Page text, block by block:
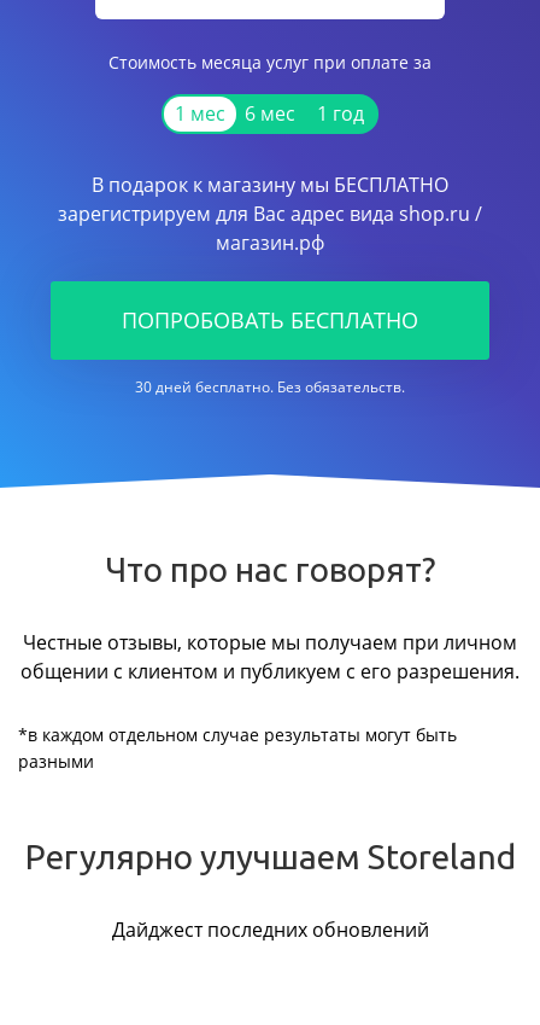
Стоимость месяца услуг при оплате за
1 мес 6 мес 1 год
В подарок к магазину мы БЕСПЛАТНО
зарегистрируем для Вас адрес вида shop.ru /
магазин.рф
ПОПРОБОВАТЬ БЕСПЛАТНО
30 дней бесплатно. Без обязательств.
Что про нас говорят?
Честные отзывы, которые мы получаем при личном
общении с клиентом и публикуем с его разрешения.
*в каждом отдельном случае результаты могут быть
разными
Регулярно улучшаем Storeland
Дайджест последних обновлений